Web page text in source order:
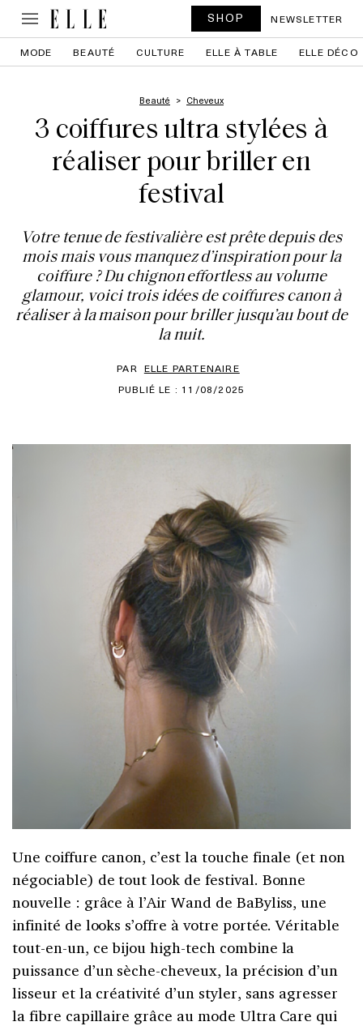
SHOP NEWSLETTER
MODE BEAUTÉ CULTURE ELLE À TABLE ELLE DÉCO
Beauté Cheveux
3 coiffures ultra stylées à
réaliser pour briller en
festival
Votre tenue de festivalière est prête depuis des
mois mais vous manquez d’inspiration pour la
coiffure ? Du chignon effortless au volume
glamour, voici trois idées de coiffures canon à
réaliser à la maison pour briller jusqu’au bout de
la nuit.
PAR ELLE PARTENAIRE
PUBLIÉ LE : 11/08/2025
Une coiffure canon, c’est la touche finale (et non
négociable) de tout look de festival. Bonne
nouvelle : grâce à l’Air Wand de BaByliss, une
infinité de looks s’offre à votre portée. Véritable
tout-en-un, ce bijou high-tech combine la
puissance d’un sèche-cheveux, la précision d’un
lisseur et la créativité d’un styler, sans agresser
la fibre capillaire grâce au mode Ultra Care qui